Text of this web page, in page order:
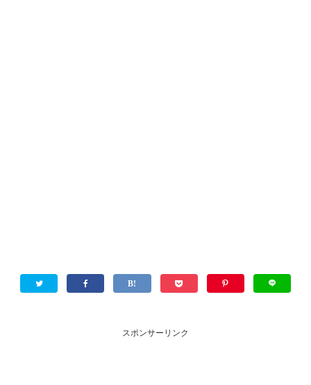
スポンサーリンク